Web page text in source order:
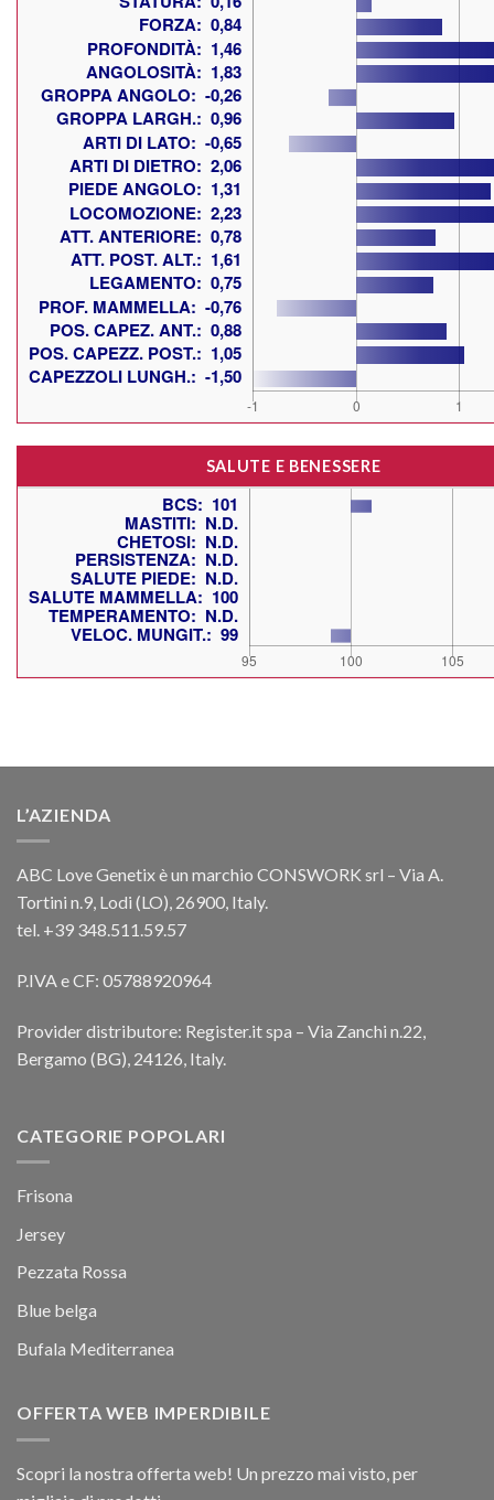
SALUTE E BENESSERE
L’AZIENDA
ABC Love Genetix è un marchio CONSWORK srl – Via A.
Tortini n.9, Lodi (LO), 26900, Italy.
tel. +39 348.511.59.57
P.IVA e CF: 05788920964
Provider distributore: Register.it spa – Via Zanchi n.22,
Bergamo (BG), 24126, Italy.
CATEGORIE POPOLARI
Frisona
Jersey
Pezzata Rossa
Blue belga
Bufala Mediterranea
OFFERTA WEB IMPERDIBILE
Scopri la nostra offerta web! Un prezzo mai visto, per